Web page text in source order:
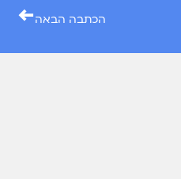
הכתבה הבאה←